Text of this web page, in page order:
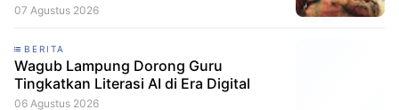
07 Agustus 2026
BERITA
Wagub Lampung Dorong Guru
Tingkatkan Literasi AI di Era Digital
06 Agustus 2026